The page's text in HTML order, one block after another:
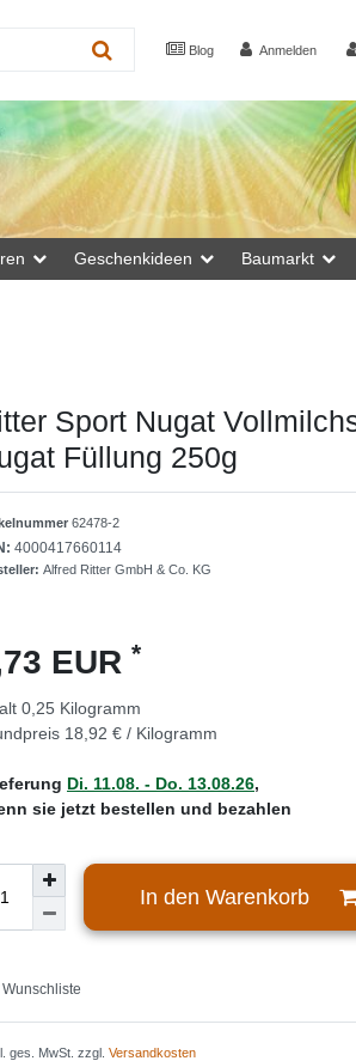
Blog Anmelden
Geschenkideen Baumarkt
Sport Nugat
Füllung 250g
62478-2
4000417660114
Alfred Ritter GmbH & Co. KG
EUR *
0,25 Kilogramm
18,92 € / Kilogramm
Di. 11.08. - Do. 13.08.26,
sie jetzt bestellen und bezahlen
In den Warenkorb
Wunschliste
ges. MwSt. zzgl. Versandkosten